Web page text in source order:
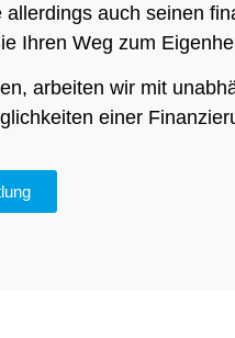
auch seinen
Ihren Weg zum
arbeiten wir mit
einer